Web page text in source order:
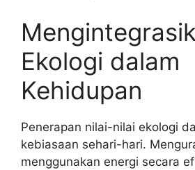
Ekologi dalam
Kehidupan
Penerapan nilai-nilai ekologi
kebiasaan sehari-hari.
menggunakan energi secara